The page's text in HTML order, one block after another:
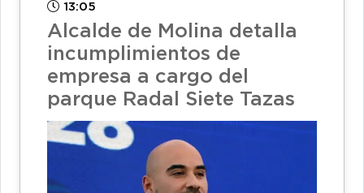
13:05
Alcalde de Molina detalla
incumplimientos de
empresa a cargo del
parque Radal Siete Tazas